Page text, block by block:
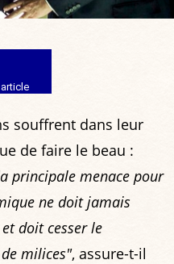
souffrent dans leur
de faire le beau :
principale menace pour
ne doit jamais
doit cesser le
milices", assure-t-il